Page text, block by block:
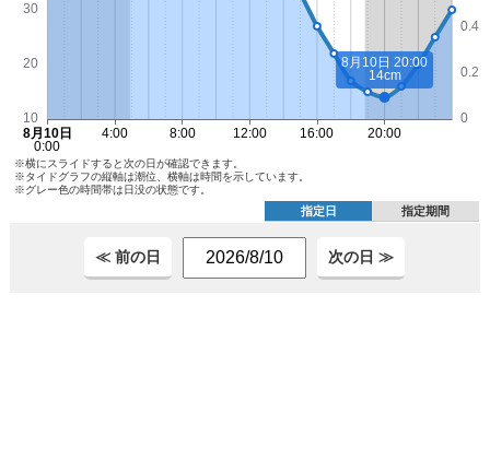
※横にスライドすると次の日が確認できます。
※タイドグラフの縦軸は潮位、横軸は時間を示しています。
※グレー色の時間帯は日没の状態です。
指定日 指定期間
≪ 前の日 次の日 ≫